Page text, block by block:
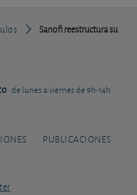
Sanofi reestructura su
de lunes a viernes de 9h-14h
PUBLICACIONES